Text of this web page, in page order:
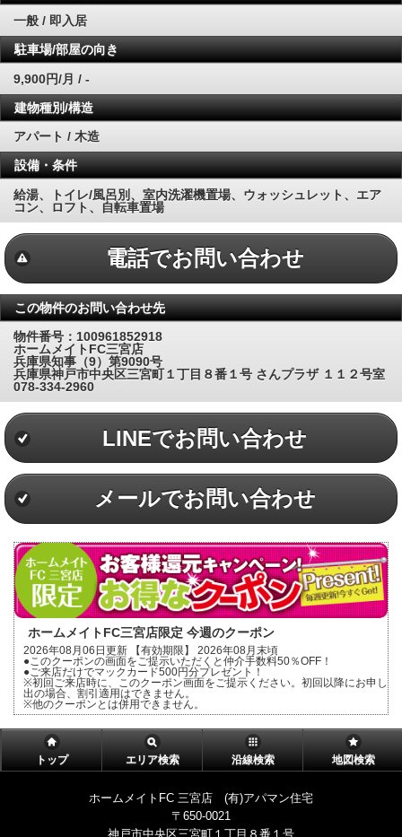
一般 / 即入居
駐車場/部屋の向き
9,900円/月 / -
建物種別/構造
アパート / 木造
設備・条件
給湯、トイレ/風呂別、室内洗濯機置場、ウォッシュレット、エア
コン、ロフト、自転車置場
電話でお問い合わせ
この物件のお問い合わせ先
物件番号：100961852918
ホームメイトFC三宮店
兵庫県知事（9）第9090号
兵庫県神戸市中央区三宮町１丁目８番１号 さんプラザ １１２号室
078-334-2960
LINEでお問い合わせ
メールでお問い合わせ
ホームメイトFC三宮店限定 今週のクーポン
2026年08月06日更新 【有効期限】 2026年08月末頃
●このクーポンの画面をご提示いただくと仲介手数料50％OFF！
●ご来店だけでマックカード500円分プレゼント！
※初回ご来店時に、このクーポン画面をご提示ください。初回以降にお申し
出の場合、割引適用はできません。
※他のクーポンとは併用できません。
トップ エリア検索 沿線検索 地図検索
ホームメイトFC 三宮店 (有)アパマン住宅
〒650-0021
神戸市中央区三宮町１丁目８番１号